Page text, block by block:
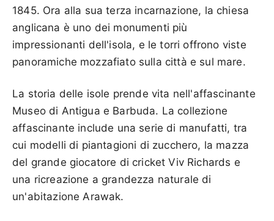
1845. Ora alla sua terza incarnazione, la chiesa
anglicana è uno dei monumenti più
impressionanti dell'isola, e le torri offrono viste
panoramiche mozzafiato sulla città e sul mare.
La storia delle isole prende vita nell'affascinante
Museo di Antigua e Barbuda. La collezione
affascinante include una serie di manufatti, tra
cui modelli di piantagioni di zucchero, la mazza
del grande giocatore di cricket Viv Richards e
una ricreazione a grandezza naturale di
un'abitazione Arawak.